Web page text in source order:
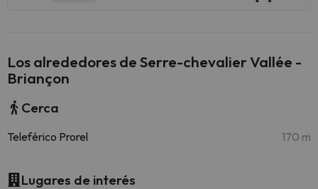
Los alrededores de Serre-chevalier Vallée -
Briançon
Cerca
Teleférico Prorel 170 m
Lugares de interés